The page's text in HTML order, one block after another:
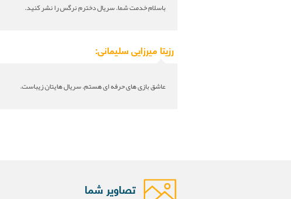
باسلام خدمت شما. سریال دخترم نرگس را نشر کنید.
رزیتا میرزایی سلیمانی:
عاشق بازی های حرفه ای هستم. سریال هایتان زیباست.
تصاویر شما